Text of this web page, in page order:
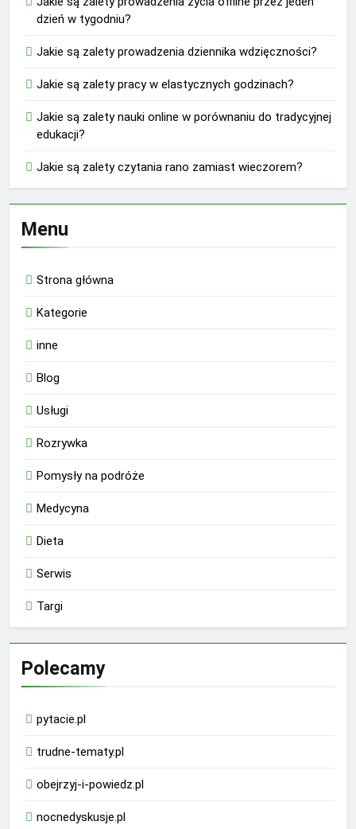
dzień w tygodniu?
Jakie są zalety prowadzenia dziennika wdzięczności?
Jakie są zalety pracy w elastycznych godzinach?
Jakie są zalety nauki online w porównaniu do tradycyjnej
edukacji?
Jakie są zalety czytania rano zamiast wieczorem?
Menu
Strona główna
Kategorie
inne
Blog
Usługi
Rozrywka
Pomysły na podróże
Medycyna
Dieta
Serwis
Targi
Polecamy
pytacie.pl
trudne-tematy.pl
obejrzyj-i-powiedz.pl
nocnedyskusje.pl